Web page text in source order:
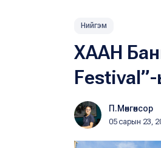
Нийгэм
ХААН
П.Мөнгөнсор
05 сарын 23,